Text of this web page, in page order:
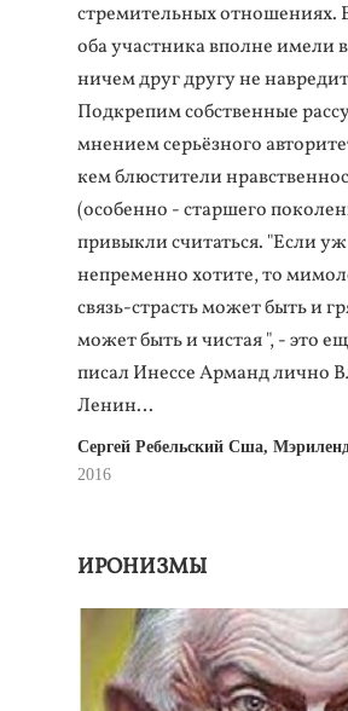
стремительных отношениях.
оба участника вполне имели
ничем друг другу не
Подкрепим собственные
мнением серьёзного
кем блюстители
(особенно - старшего
привыкли считаться. "Если уж
непременно хотите, то
связь-страсть может быть и
может быть и чистая ", - это
писал Инессе Арманд лично
Ленин…
Сергей Ребельский Сша,
2016
ИРОНИЗМЫ